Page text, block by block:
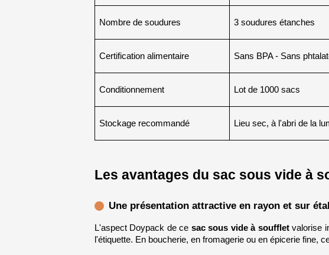
Nombre de soudures 3 soudures étanches
Certification alimentaire Sans BPA - Sans
Conditionnement Lot de 1000 sacs
Stockage recommandé Lieu sec, à l'abri de la
Les avantages du sac sous vide à
Une présentation attractive en rayon et sur étal
L'aspect Doypack de ce sac sous vide à soufflet valorise
l'étiquette. En boucherie, en fromagerie ou en épicerie fine,